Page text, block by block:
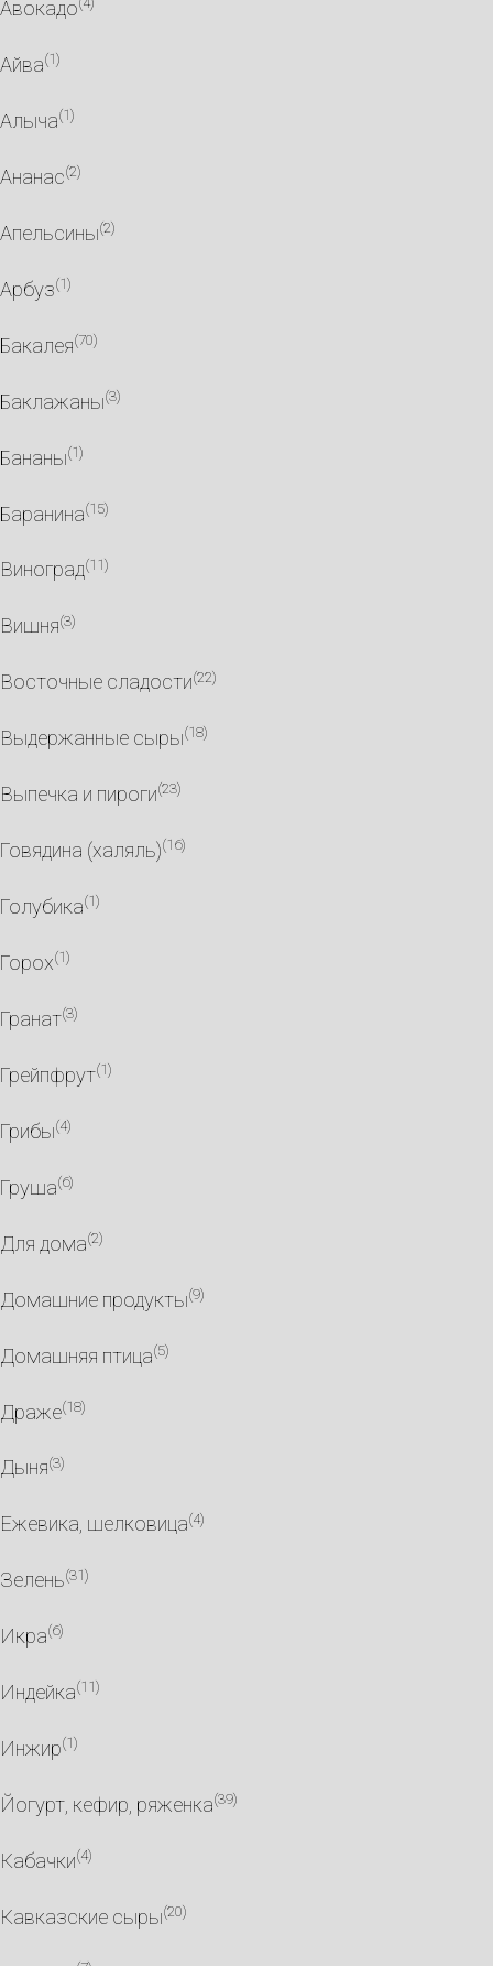
Авокадо
Айва(1)
Алыча(1)
Ананас(2)
Апельсины(2)
Арбуз(1)
Бакалея(70)
Баклажаны(3)
Бананы(1)
Баранина(15)
Виноград(11)
Вишня(3)
Восточные сладости(22)
Выдержанные сыры(18)
Выпечка и пироги(23)
Говядина (халяль)(16)
Голубика(1)
Горох(1)
Гранат(3)
Грейпфрут(1)
Грибы(4)
Груша(6)
Для дома(2)
Домашние продукты(9)
Домашняя птица(5)
Драже(18)
Дыня(3)
Ежевика, шелковица(4)
Зелень(31)
Икра(6)
Индейка(11)
Инжир(1)
Йогурт, кефир, ряженка(39)
Кабачки(4)
Кавказские сыры(20)